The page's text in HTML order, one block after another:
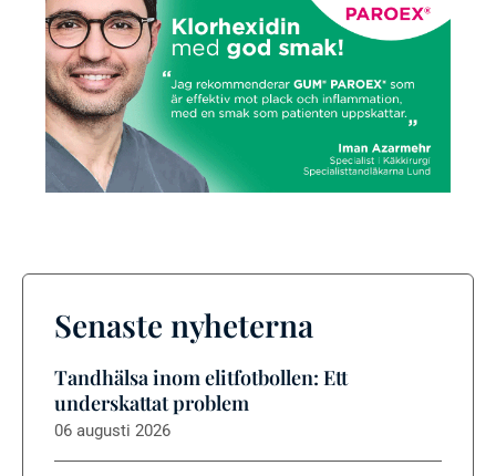
Senaste nyheterna
Tandhälsa inom elitfotbollen: Ett
underskattat problem
06 augusti 2026